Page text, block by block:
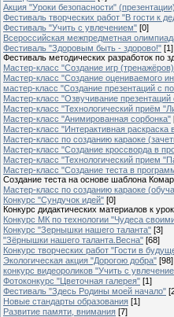
Акция "Уроки безопасности" (презентации)
Фестиваль творческих работ "В гости к
Фестиваль "Учить с увлечением" [0]
Всероссийская межпредметная
Фестиваль "Здоровым быть - здорово!" [1]
Фестиваль методических разработок по
Мастер-класс "Создание игр
Мастер-класс "Создание оцениваемого
мастер-класс "Создание презентаций с
Мастер-класс "Озвучивание
Мастер-класс "Технологический приём
Мастер-класс "Анимированная сорбонка"
Мастер-класс "Интерактивная
Мастер-класс по созданию караоке
Мастер-класс "Создание кроссворда в
Мастер-класс "Технологический прием
Мастер-класс "Создание теста в
Создание теста на основе шаблона
Мастер-класс по созданию караоке
Конкурс "Сундучок идей" [0]
Конкурс дидактических материалов к
Конкурс МК по технологии "Чудеса
Конкурс "Зернышки нашего таланта" [3]
"Зёрнышки нашего таланта.Весна" [68]
Конкурс творческих работ "Гости в
Экологическая акция "Дорогою добра" [98]
конкурс видеороликов "Учить с
Фотоконкурс "Цветочная галерея" [1]
Фестиваль "Здесь Родины моей начало"
Новые стандарты образования [1]
Развитие памяти, внимания [7]